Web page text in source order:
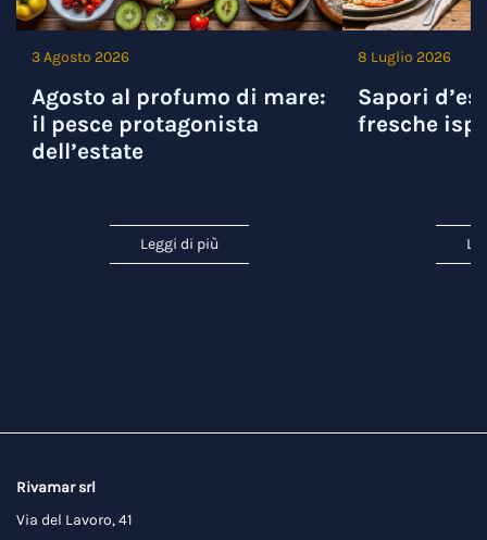
3 Agosto 2026
Agosto al profumo di mare:
il pesce protagonista
dell’estate
Leggi di più
8 Luglio 2026
Sapori
fresche
Rivamar srl
Via del Lavoro, 41